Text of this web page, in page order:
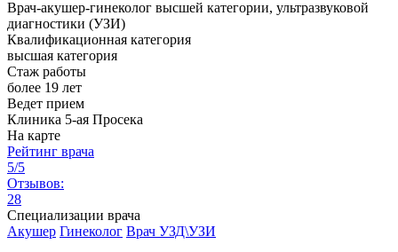
Врач-акушер-гинеколог высшей категории, ультразвуковой
диагностики (УЗИ)
Квалификационная категория
высшая категория
Стаж работы
более 19 лет
Ведет прием
Клиника 5-ая Просека
На карте
Рейтинг врача
5/5
Отзывов:
28
Специализации врача
Акушер Гинеколог Врач УЗД\УЗИ